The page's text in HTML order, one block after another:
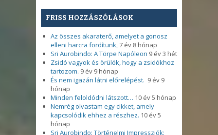
FRISS HOZZÁSZÓLÁSOK
Az összes akaraterő, amelyet a gonosz
elleni harcra fordítunk,7 év 8 hónap
Sri Aurobindo: A Törpe Napóleon 9 év 3 hét
Zsidó vagyok és örülök, hogy a zsidókhoz
tartozom. 9 év 9 hónap
És nem igazán látni előrelépést. 9 év 9
hónap
Minden feloldódni látszott… 10 év 5 hónap
Nemrég olvastam egy cikket, amely
kapcsolódik ehhez a részhez. 10 év 5
hónap
Sri Aurobindo: Történelmi Impressziók: